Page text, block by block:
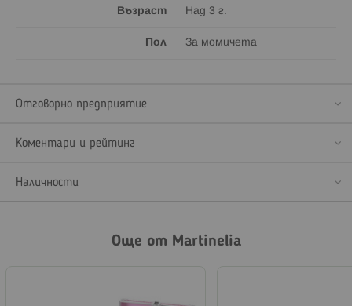
Възраст Над 3 г.
Пол За момичета
Отговорно предприятие
Коментари и рейтинг
Наличности
Още от Martinelia